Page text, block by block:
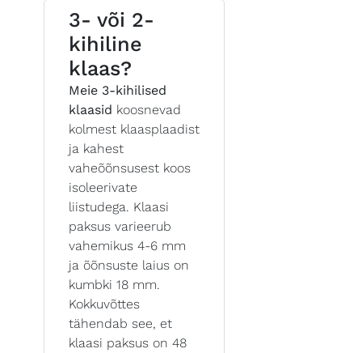
3- või 2-
kihiline
klaas?
Meie 3-kihilised
klaasid koosnevad
kolmest klaasplaadist
ja kahest
vaheõõnsusest koos
isoleerivate
liistudega. Klaasi
paksus varieerub
vahemikus 4-6 mm
ja õõnsuste laius on
kumbki 18 mm.
Kokkuvõttes
tähendab see, et
klaasi paksus on 48